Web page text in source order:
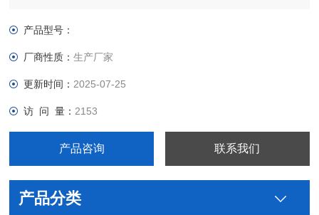
产品型号：
厂商性质：生产厂家
更新时间： 2025-07-25
访 问 量： 2153
产品咨询 联系我们
产品分类